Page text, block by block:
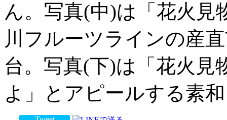
ん。写真(中)は「花火見
川フルーツラインの産
台。写真(下)は「花火見
よ」とアピールする素